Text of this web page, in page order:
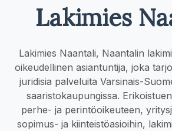
Lakimies
Lakimies Naantali, Naantalin
oikeudellinen asiantuntija, joka
juridisia palveluita Varsinais-
saaristokaupungissa.
perhe- ja perintöoikeuteen,
sopimus- ja kiinteistöasioihin,